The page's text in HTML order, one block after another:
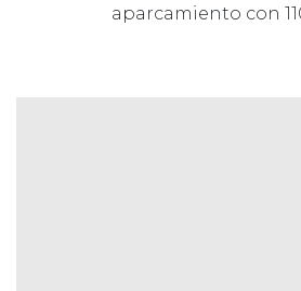
aparcamiento con